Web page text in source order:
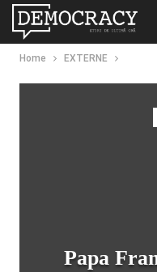
Home EXTERNE
Papa